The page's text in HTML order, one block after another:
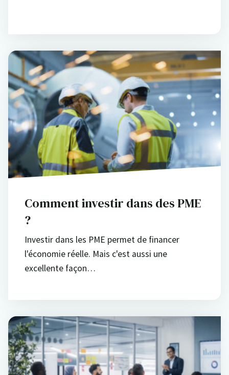
Comment investir dans des PME
?
Investir dans les PME permet de financer
l'économie réelle. Mais c'est aussi une
excellente façon…